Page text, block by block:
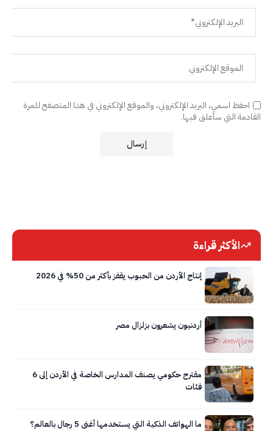
احفظ اسمي، البريد الإلكتروني، والموقع الإلكتروني في هذا المتصفح للمرة
القادمة التي سأعلق فيها.
الأكثر قراءة
إنتاج الأردن من الحبوب يقفز بأكثر من 50% في 2026
أردنيون يشعرون بزلزال مصر
مقترح حكومي يصنف المدارس الخاصة في الأردن إلى 6
فئات
ما الهواتف الذكية التي يستخدمها أغنى 5 رجال بالعالم؟